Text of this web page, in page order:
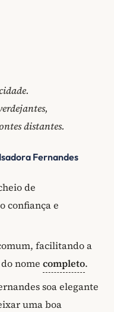
distantes.
Fernandes
de
confiança e
facilitando a
nome completo.
soa elegante
uma boa